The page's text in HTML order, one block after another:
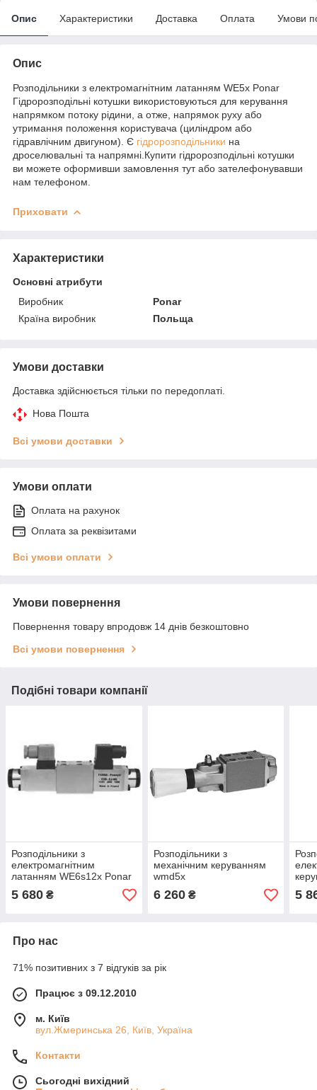
Опис Характеристики Доставка Оплата Умови
Опис
Розподільники з електромагнітним латанням WE5x Ponar
Гідророзподільні котушки використовуються для керування
напрямком потоку рідини, а отже, напрямок руху або
утримання положення користувача (циліндром або
гідравлічним двигуном). Є гідророзподільники на
дроселювальні та напрямні.Купити гідророзподільні котушки
ви можете оформивши замовлення тут або зателефонувавши
нам телефоном.
Приховати
Характеристики
Основні атрибути
Виробник
Ponar
Країна виробник
Польща
Умови доставки
Доставка здійснюється тільки по передоплаті.
Нова Пошта
Всі умови доставки
Умови оплати
Оплата на рахунок
Оплата за реквізитами
Всі умови оплати
Умови повернення
Повернення товару впродовж 14 днів безкоштовно
Всі умови повернення
Подібні товари компанії
Розподільники з
електромагнітним
латанням WE6s12x Ponar
5 680 ₴
Розподільники з
механічним керуванням
wmd5x
6 260₴ 5
Про нас
71% позитивних з 7 відгуків за рік
Працює з 09.12.2010
м. Київ
вул.Жмеринська 26, Київ, Україна
Контакти
Сьогодні вихідний